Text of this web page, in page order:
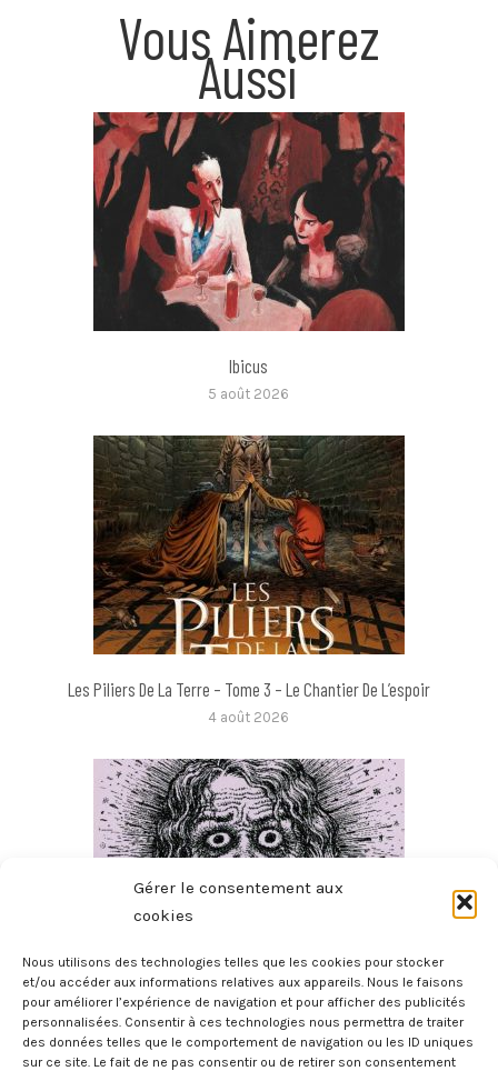
Gérer le consentement aux
cookies
Nous utilisons des technologies telles que les cookies pour stocker
et/ou accéder aux informations relatives aux appareils. Nous le faisons
pour améliorer l’expérience de navigation et pour afficher des publicités
personnalisées. Consentir à ces technologies nous permettra de traiter
des données telles que le comportement de navigation ou les ID uniques
sur ce site. Le fait de ne pas consentir ou de retirer son consentement
Vous Aimerez
Aussi
Ibicus
5 août 2026
Les Piliers De La Terre – Tome 3 – Le Chantier De L’espoir
4 août 2026
Apporte-Moi De L’amour
3 août 2026